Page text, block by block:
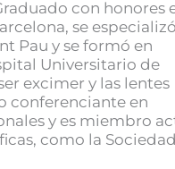
con honores
se
Pau y se formó en
Universitario de
excimer y las lentes
conferenciante en
y es miembro
como la Sociedad